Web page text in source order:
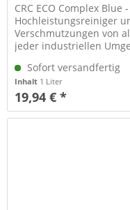
CRC ECO Complex
Hochleistungsreiniger
Verschmutzungen von
jeder industriellen
Sofort versandfertig
Inhalt 1 Liter
19,94 € *